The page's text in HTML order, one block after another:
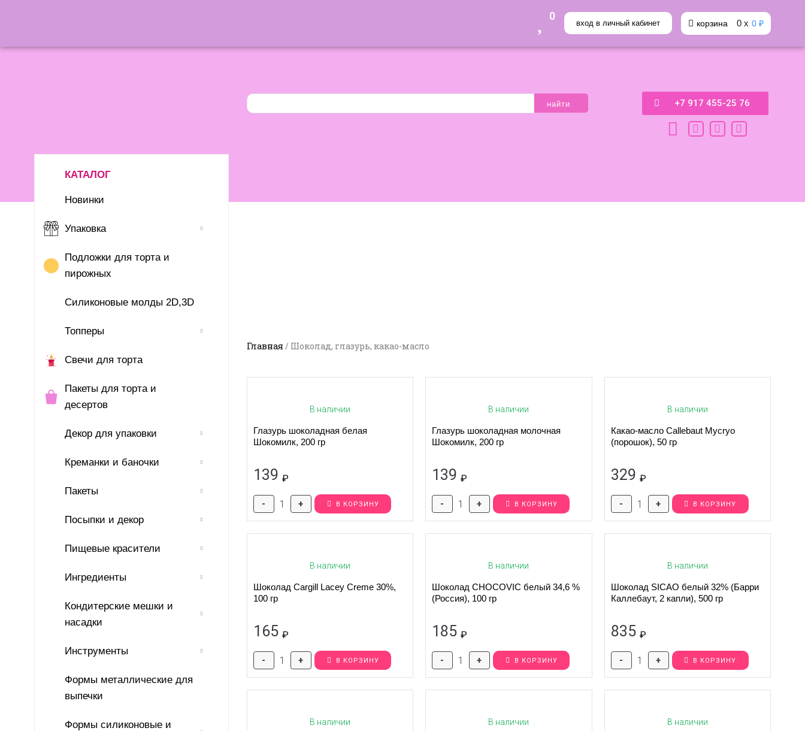
0
вход в личный кабинет корзина 0 х 0 ₽
найти +7 917 455-25 76
КАТАЛОГ
Новинки
Упаковка
Подложки для торта и
пирожных
Силиконовые молды 2D,3D
Топперы
Свечи для торта
Пакеты для торта и
десертов
Декор для упаковки
Креманки и баночки
Пакеты
Посыпки и декор
Пищевые красители
Ингредиенты
Кондитерские мешки и
насадки
Инструменты
Формы металлические для
выпечки
Формы силиконовые и
Главная / Шоколад, глазурь, какао-масло
В наличии
Глазурь шоколадная белая
Шокомилк, 200 гр
139 ₽
- + В КОРЗИНУ
В наличии
Глазурь шоколадная молочная
Шокомилк, 200 гр
139₽
- + В КОРЗИНУ
В наличии
Какао-масло Callebaut Mycryo
(порошок), 50 гр
329 ₽
- + В КОРЗИНУ
В наличии
Шоколад Cargill Lacey Creme 30%,
100 гр
165 ₽
- + В КОРЗИНУ
В наличии
Шоколад CHOCOVIC белый 34,6 %
(Россия), 100 гр
185₽
- + В КОРЗИНУ
В наличии
Шоколад SICAO белый 32% (Барри
Каллебаут, 2 капли), 500 гр
835 ₽
- + В КОРЗИНУ
В наличии В наличии В наличии